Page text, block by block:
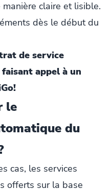
claire et lisible.
dès le début du
de service
appel à un
le
du
cas, les services
offerts sur la base